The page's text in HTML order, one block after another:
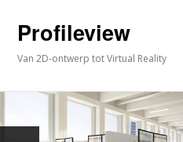
Profileview
Van 2D-ontwerp tot Virtual Reality